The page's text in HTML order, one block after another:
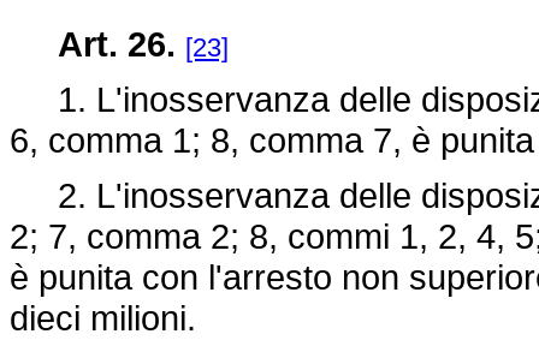
Art. 26. [23]
1. L'inosservanza delle
6, comma 1; 8, comma 7, è
2. L'inosservanza delle
2; 7, comma 2; 8, commi 1, 2, 4,
è punita con l'arresto non
dieci milioni.